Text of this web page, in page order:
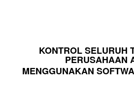
KONTROL SELURUH
PERUSAHAAN
MENGGUNAKAN